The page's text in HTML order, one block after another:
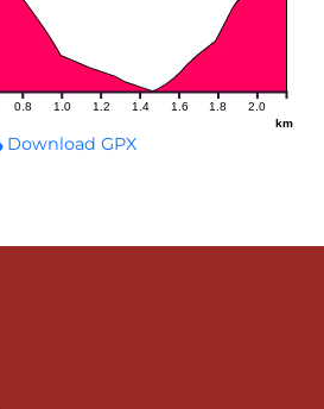
0.8 1.0 1.2 1.4 1.6 1.8 2.0
km
Download GPX